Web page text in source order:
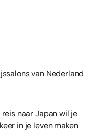
van Nederland
reis naar Japan wil je
in je leven maken